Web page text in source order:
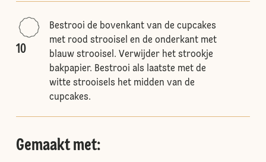
10
Bestrooi de bovenkant van de cupcakes
met rood strooisel en de onderkant met
blauw strooisel. Verwijder het strookje
bakpapier. Bestrooi als laatste met de
witte strooisels het midden van de
cupcakes.
Gemaakt met: